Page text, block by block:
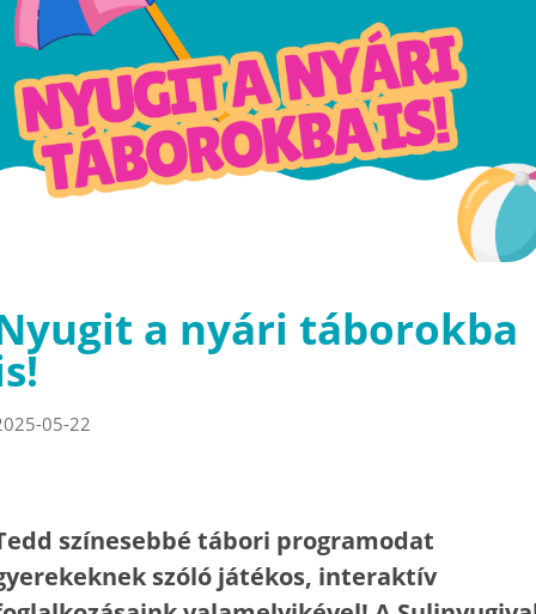
a nyári táborokba
05-22
színesebbé tábori programodat
szóló játékos, interaktív